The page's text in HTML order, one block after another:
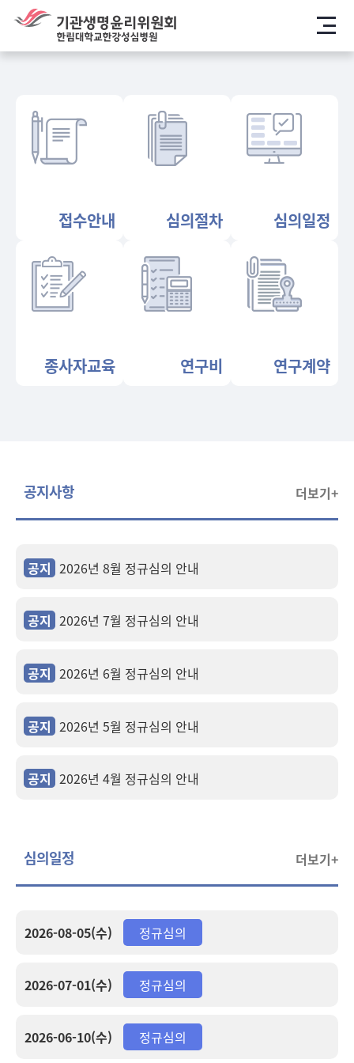
메뉴
접수안내 심의절차 심의일정
종사자교육 연구비 연구계약
공지사항 더보기+
공지 2026년 8월 정규심의 안내
공지 2026년 7월 정규심의 안내
공지 2026년 6월 정규심의 안내
공지 2026년 5월 정규심의 안내
공지 2026년 4월 정규심의 안내
심의일정 더보기+
2026-08-05(수) 정규심의
2026-07-01(수) 정규심의
2026-06-10(수) 정규심의